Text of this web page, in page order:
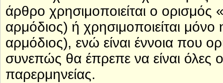
άρθρο χρησιμοποιείται ο ορισμός
αρμόδιος) ή χρησιμοποιείται μόνο
αρμόδιος), ενώ είναι έννοια που
συνεπώς θα έπρεπε να είναι όλες
παρερμηνείας.